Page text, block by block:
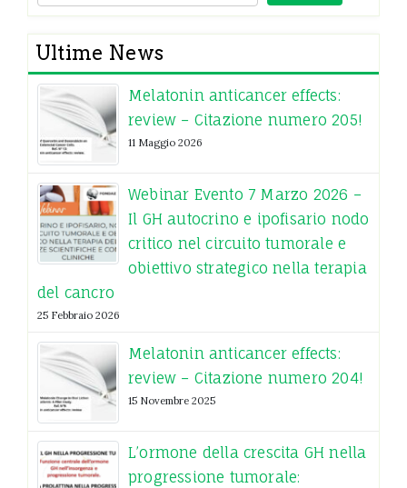
Ultime News
Melatonin anticancer effects:
review – Citazione numero 205!
11 Maggio 2026
Webinar Evento 7 Marzo 2026 –
Il GH autocrino e ipofisario nodo
critico nel circuito tumorale e
obiettivo strategico nella terapia
del cancro
25 Febbraio 2026
Melatonin anticancer effects:
review – Citazione numero 204!
15 Novembre 2025
L’ormone della crescita GH nella
progressione tumorale: